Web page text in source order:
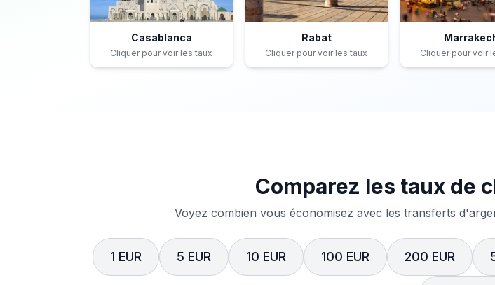
Casablanca
Cliquer pour voir les taux
Rabat
Cliquer pour voir les taux Cliquer pour voir
Comparez les taux de
Voyez combien vous économisez avec les transferts
1 EUR 5 EUR 10 EUR 100 EUR 200 EUR